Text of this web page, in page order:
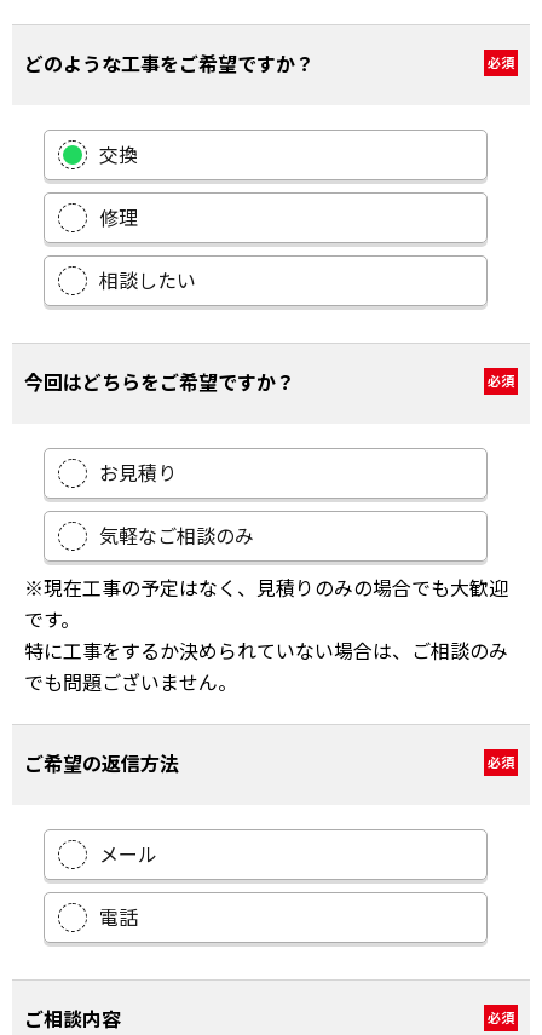
どのような工事をご希望ですか？ 必須
交換
修理
相談したい
今回はどちらをご希望ですか？ 必須
お見積り
気軽なご相談のみ
※現在工事の予定はなく、見積りのみの場合でも大歓迎
です。
特に工事をするか決められていない場合は、ご相談のみ
でも問題ございません。
ご希望の返信方法 必須
メール
電話
ご相談内容 必須